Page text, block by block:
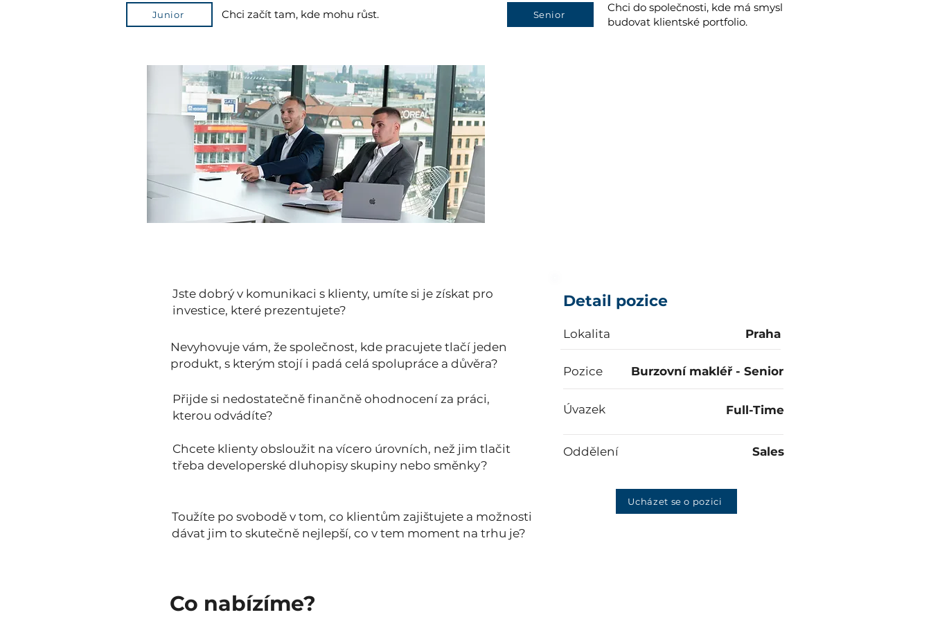
Junior Chci začít tam, kde mohu růst. Senior
Chci do společnosti, kde má smysl
budovat klientské portfolio.
Jste dobrý v komunikaci s klienty, umíte si je získat pro
investice, které prezentujete?
Nevyhovuje vám, že společnost, kde pracujete tlačí jeden
produkt, s kterým stojí i padá celá spolupráce a důvěra?
Přijde si nedostatečně finančně ohodnocení za práci,
kterou odvádíte?
Chcete klienty obsloužit na vícero úrovních, než jim tlačit
třeba developerské dluhopisy skupiny nebo směnky?
Toužíte po svobodě v tom, co klientům zajištujete a možnosti
dávat jim to skutečně nejlepší, co v tem moment na trhu je?
Detail pozice
Lokalita Praha
Pozice Burzovní makléř - Senior
Úvazek Full-Time
Oddělení Sales
Ucházet se o pozici
Co nabízíme?